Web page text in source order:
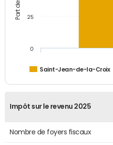
Saint-Jean-de-la-Croix
0
25
Impôt sur le revenu 2025
Nombre de foyers fiscaux